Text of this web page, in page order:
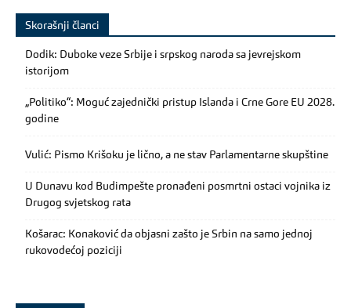
Skorašnji članci
Dodik: Duboke veze Srbije i srpskog naroda sa jevrejskom
istorijom
„Politiko“: Moguć zajednički pristup Islanda i Crne Gore EU 2028.
godine
Vulić: Pismo Krišoku je lično, a ne stav Parlamentarne skupštine
U Dunavu kod Budimpešte pronađeni posmrtni ostaci vojnika iz
Drugog svjetskog rata
Košarac: Konaković da objasni zašto je Srbin na samo jednoj
rukovodećoj poziciji